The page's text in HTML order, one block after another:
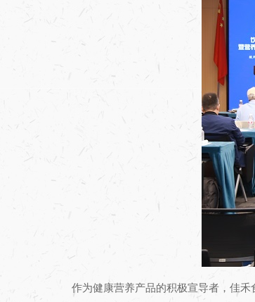
作为健康营养产品的积极宣导者，佳